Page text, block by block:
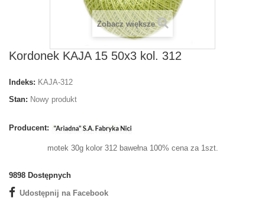
Zobacz większe
Kordonek KAJA 15 50x3 kol. 312
Indeks: KAJA-312
Stan: Nowy produkt
Producent:
motek 30g kolor 312 bawełna 100% cena za 1szt.
9898 Dostępnych
Udostępnij na Facebook